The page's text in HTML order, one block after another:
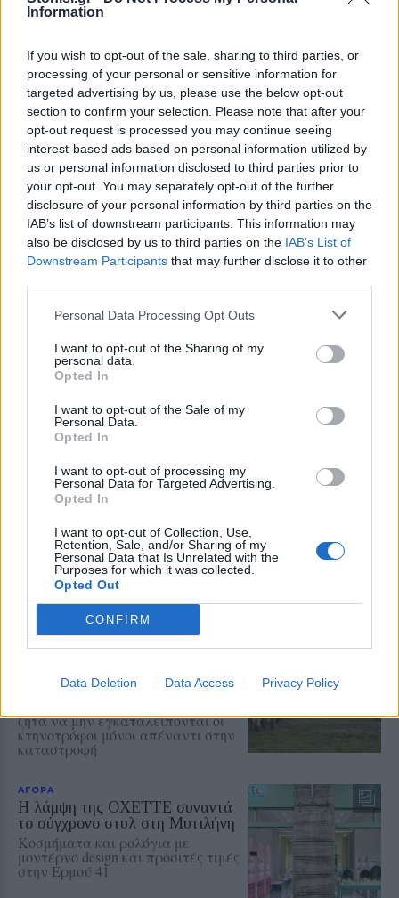
Information
If you wish to opt-out of the sale, sharing to third parties, or
processing of your personal or sensitive information for
targeted advertising by us, please use the below opt-out
section to confirm your selection. Please note that after your
opt-out request is processed you may continue seeing
interest-based ads based on personal information utilized by
us or personal information disclosed to third parties prior to
your opt-out. You may separately opt-out of the further
disclosure of your personal information by third parties on the
IAB’s list of downstream participants. This information may
also be disclosed by us to third parties on the IAB’s List of
Downstream Participants that may further disclose it to other
Personal Data Processing Opt Outs
I want to opt-out of the Sharing of my
personal data.
Opted In
I want to opt-out of the Sale of my
Personal Data.
Opted In
I want to opt-out of processing my
Personal Data for Targeted Advertising.
Opted In
I want to opt-out of Collection, Use,
Retention, Sale, and/or Sharing of my
Personal Data that Is Unrelated with the
Purposes for which it was collected.
Opted Out
CONFIRM
Data Deletion Data Access Privacy Policy
Λιμενικό ανακοίνωσε ο Κικίλιας
επιχειρησιακά μέσα έκανε λόγο ο
Υπουργός Ναυτιλίας και
Νησιωτικής Πολιτικής
Τρεις θετικές εκτροφές σε Νάπη,
Υψηλομέτωπο και Λεπέτυμνο
Σε 35 εκτροφές
πραγματοποιήθηκαν έλεγχοι για
τον αφθώδη πυρετό – Αρνητικά
ήταν τα αποτελέσματα σε 32 από
αυτές
Το Φυλλάδιο Lidl έχει βγει
Υψηλή ποιότητα, μοναδική
φρεσκάδα και πάντα χαμηλές
«Πέντε μήνες υποσχέσεων και ο
αφθώδης παραμένει εδώ»
κοπαδιών και κτηνοτρόφοι χωρίς
παραγωγή και εισόδημα
καταγγέλλει η Ομοσπονδία
Αγροτικών Συλλόγων Λέσβου
Ο Παλλεσβιακός Φορέας
Πρωτογενούς Τομέα αποχαιρετά
ζητά να μην εγκαταλείπονται οι
κτηνοτρόφοι μόνοι απέναντι στην
καταστροφή
ΑΓΟΡΑ
Η λάμψη της OXETTE συναντά
το σύγχρονο στυλ στη Μυτιλήνη
Κοσμήματα και ρολόγια με
μοντέρνο design και προσιτές τιμές
στην Ερμού 41